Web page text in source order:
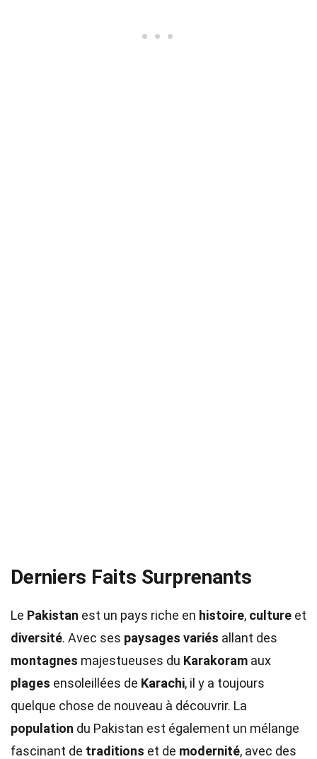
Derniers Faits Surprenants
Le Pakistan est un pays riche en histoire, culture et
diversité. Avec ses paysages variés allant des
montagnes majestueuses du Karakoram aux
plages ensoleillées de Karachi, il y a toujours
quelque chose de nouveau à découvrir. La
population du Pakistan est également un mélange
fascinant de traditions et de modernité, avec des